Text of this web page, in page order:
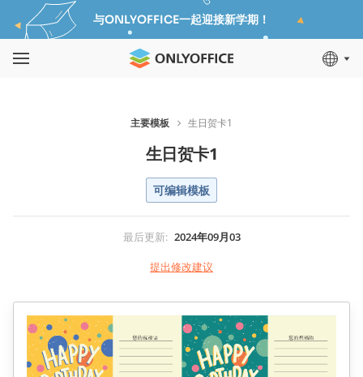
与ONLYOFFICE一起迎接新学期！
主要模板 生日贺卡1
生日贺卡1
可编辑模板
最后更新: 2024年09月03
提出修改建议